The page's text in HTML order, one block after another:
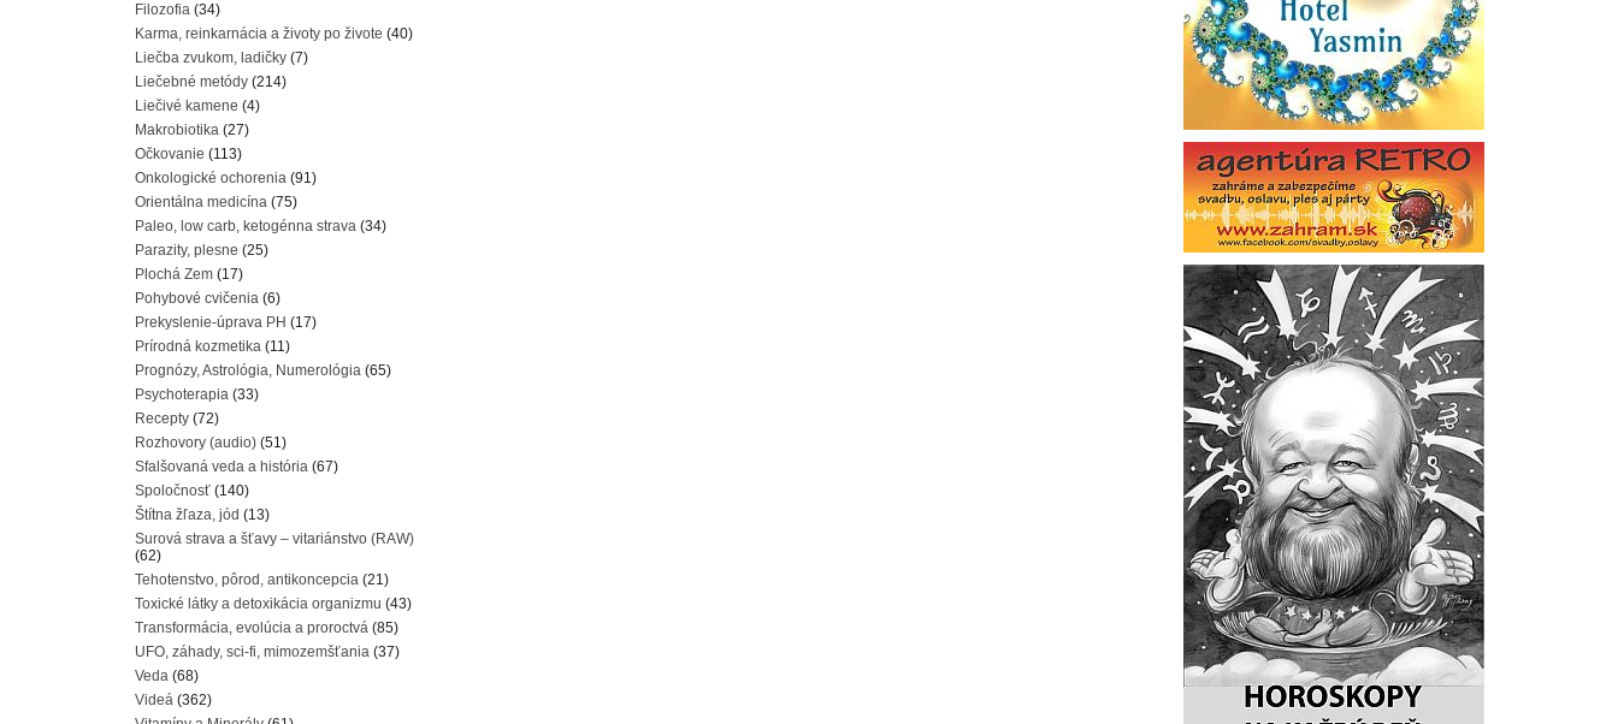
Filozofia (34)
Karma, reinkarnácia a životy po živote (40)
Liečba zvukom, ladičky (7)
Liečebné metódy (214)
Liečivé kamene (4)
Makrobiotika (27)
Očkovanie (113)
Onkologické ochorenia (91)
Orientálna medicína (75)
Paleo, low carb, ketogénna strava (34)
Parazity, plesne (25)
Plochá Zem (17)
Pohybové cvičenia (6)
Prekyslenie-úprava PH (17)
Prírodná kozmetika (11)
Prognózy, Astrológia, Numerológia (65)
Psychoterapia (33)
Recepty (72)
Rozhovory (audio) (51)
Sfalšovaná veda a história (67)
Spoločnosť (140)
Štítna žľaza, jód (13)
Surová strava a šťavy – vitariánstvo (RAW)
(62)
Tehotenstvo, pôrod, antikoncepcia (21)
Toxické látky a detoxikácia organizmu (43)
Transformácia, evolúcia a proroctvá (85)
UFO, záhady, sci-fi, mimozemšťania (37)
Veda (68)
Videá (362)